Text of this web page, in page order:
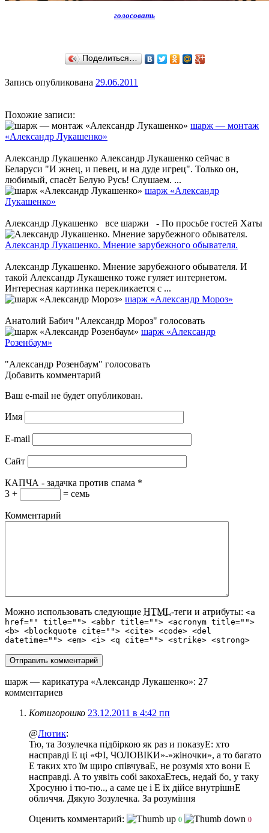
голосовать
Поделиться…
Запись опубликована 29.06.2011
Похожие записи:
шарж — монтаж
«Александр Лукашенко»
Александр Лукашенко Александр Лукашенко сейчас в
Беларуси "И жнец, и певец, и на дуде игрец". Только он,
любимый, спасёт Белую Русь! Слушаем. ...
шарж «Александр
Лукашенко»
Александр Лукашенко все шаржи - По просьбе гостей Хаты
Александр Лукашенко. Мнение зарубежного обывателя.
Александр Лукашенко. Мнение зарубежного обывателя. И
такой Александр Лукашенко тоже гуляет интернетом.
Интересная картинка перекликается с ...
шарж «Александр Мороз»
Анатолий Бабич "Александр Мороз" голосовать
шарж «Александр
Розенбаум»
"Александр Розенбаум" голосовать
Добавить комментарий
Ваш e-mail не будет опубликован.
Имя
E-mail
Сайт
КАПЧА - задачка против спама *
3 +
= семь
Комментарий
Можно использовать следующие HTML-теги и атрибуты: <a
href="" title=""> <abbr title=""> <acronym title="">
<b> <blockquote cite=""> <cite> <code> <del
datetime=""> <em> <i> <q cite=""> <strike> <strong>
шарж — карикатура «Александр Лукашенко»: 27
комментариев
Котигорошко 23.12.2011 в 4:42 пп
@Лютик:
Тю, та Зозулечка пiдбiркою як раз и показуЕ: хто
насправдi Е цi «ФI, ЧОЛОВIКИ»-»жiночки», а то багато
Е таких хто їм щиро спiвчуваЕ, не розумiя хто вони Е
насправдi. A то уявiть собi закохаЕтесь, недай бо, у таку
Хросуню i тю-тю.., а саме це i Е їх дiйсе внутрiшнЕ
обличчя. Дякую Зозулечка. За розумiння
Оценить комментарий:
0 0